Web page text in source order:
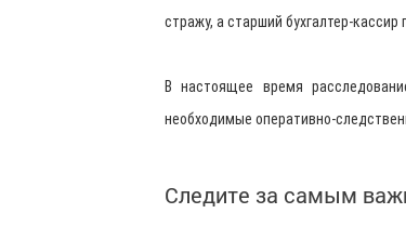
стражу, а старший бухгалтер-
В настоящее время
необходимые оперативно-
Следите за самым